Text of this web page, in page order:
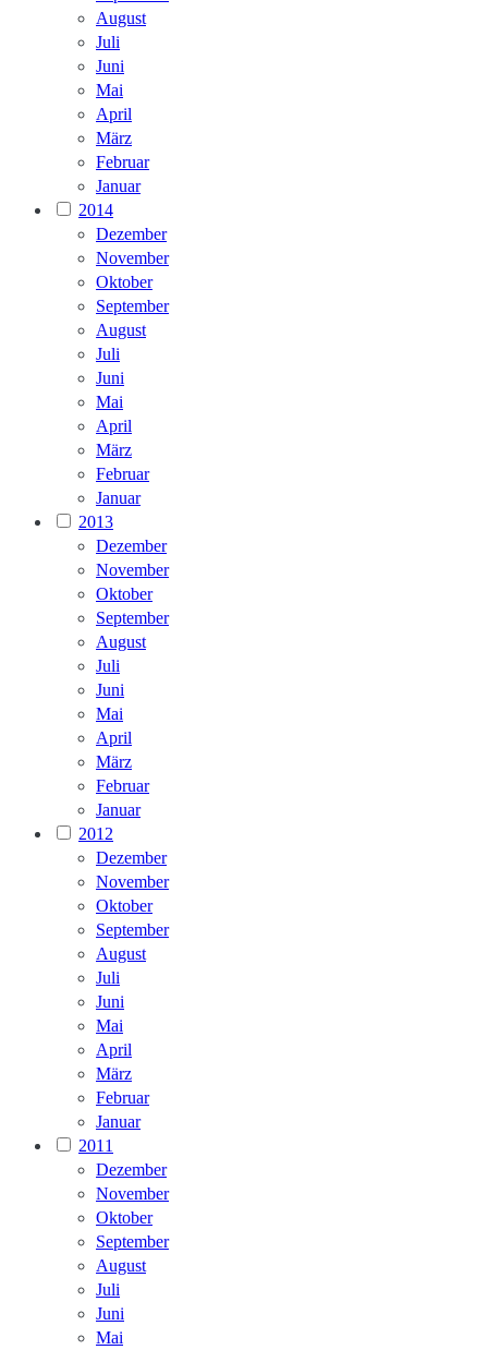
August
Juli
Juni
Mai
April
März
Februar
Januar
2014
Dezember
November
Oktober
September
August
Juli
Juni
Mai
April
März
Februar
Januar
2013
Dezember
November
Oktober
September
August
Juli
Juni
Mai
April
März
Februar
Januar
2012
Dezember
November
Oktober
September
August
Juli
Juni
Mai
April
März
Februar
Januar
2011
Dezember
November
Oktober
September
August
Juli
Juni
Mai